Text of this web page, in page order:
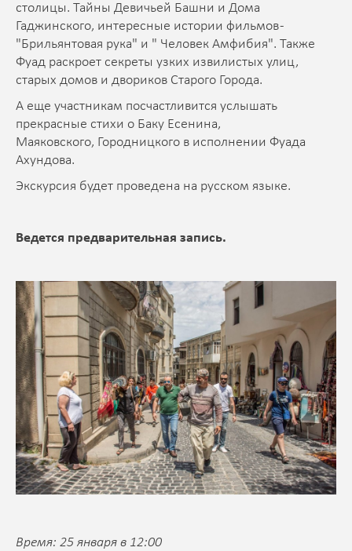
столицы. Тайны Девичьей Башни и Дома
Гаджинского, интересные истории фильмов -
"Брильянтовая рука" и " Человек Амфибия". Также
Фуад раскроет секреты узких извилистых улиц,
старых домов и двориков Старого Города.
А еще участникам посчастливится услышать
прекрасные стихи о Баку Есенина,
Маяковского, Городницкого в исполнении Фуада
Ахундова.
Экскурсия будет проведена на русском языке.
Ведется предварительная запись.
Время: 25 января в 12:00